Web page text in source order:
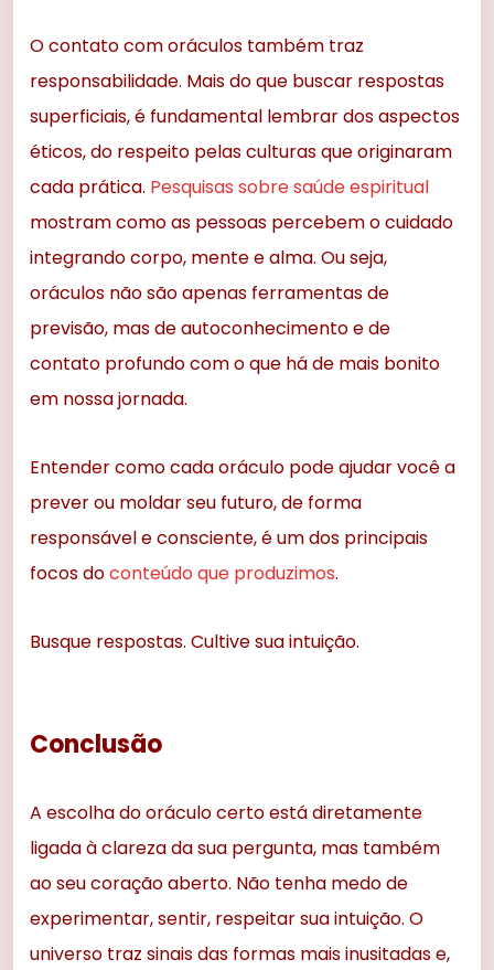
O contato com oráculos também traz
responsabilidade. Mais do que buscar respostas
superficiais, é fundamental lembrar dos aspectos
éticos, do respeito pelas culturas que originaram
cada prática. Pesquisas sobre saúde espiritual
mostram como as pessoas percebem o cuidado
integrando corpo, mente e alma. Ou seja,
oráculos não são apenas ferramentas de
previsão, mas de autoconhecimento e de
contato profundo com o que há de mais bonito
em nossa jornada.
Entender como cada oráculo pode ajudar você a
prever ou moldar seu futuro, de forma
responsável e consciente, é um dos principais
focos doconteúdo que produzimos.
Busque respostas. Cultive sua intuição.
Conclusão
A escolha do oráculo certo está diretamente
ligada à clareza da sua pergunta, mas também
ao seu coração aberto. Não tenha medo de
experimentar, sentir, respeitar sua intuição. O
universo traz sinais das formas mais inusitadas e,